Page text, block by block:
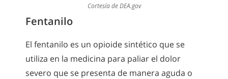
Cortesía de DEA.gov
Fentanilo
El fentanilo es un opioide sintético que se
utiliza en la medicina para paliar el dolor
severo que se presenta de manera aguda o